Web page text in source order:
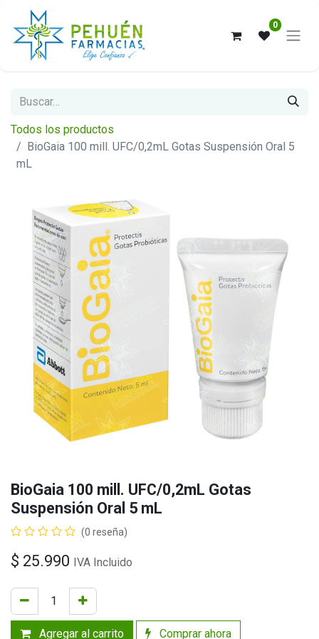
0
Todos los productos
BioGaia 100 mill. UFC/0,2mL Gotas Suspensión Oral 5
mL
BioGaia 100 mill. UFC/0,2mL Gotas
Suspensión Oral 5 mL
(0 reseña)
$ 25.990 IVA Incluido
Agregar al carrito Comprar ahora